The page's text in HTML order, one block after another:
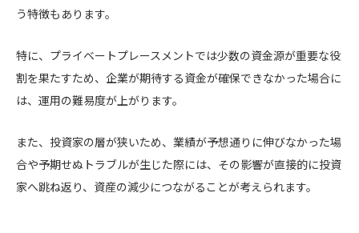
う特徴もあります。
特に、プライベートプレースメントでは少数の資金源が重要な役
割を果たすため、企業が期待する資金が確保できなかった場合に
は、運用の難易度が上がります。
また、投資家の層が狭いため、業績が予想通りに伸びなかった場
合や予期せぬトラブルが生じた際には、その影響が直接的に投資
家へ跳ね返り、資産の減少につながることが考えられます。